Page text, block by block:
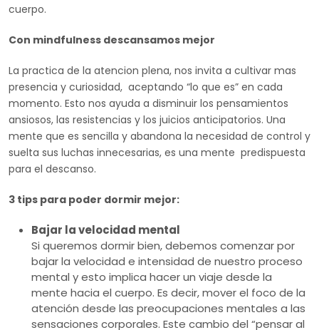
cuerpo.
Con mindfulness descansamos mejor
La practica de la atencion plena, nos invita a cultivar mas
presencia y curiosidad, aceptando “lo que es” en cada
momento. Esto nos ayuda a disminuir los pensamientos
ansiosos, las resistencias y los juicios anticipatorios. Una
mente que es sencilla y abandona la necesidad de control y
suelta sus luchas innecesarias, es una mente predispuesta
para el descanso.
3 tips para poder dormir mejor:
Bajar la velocidad mental
Si queremos dormir bien, debemos comenzar por
bajar la velocidad e intensidad de nuestro proceso
mental y esto implica hacer un viaje desde la
mente hacia el cuerpo. Es decir, mover el foco de la
atención desde las preocupaciones mentales a las
sensaciones corporales. Este cambio del “pensar al